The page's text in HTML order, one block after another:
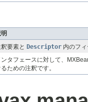
要素と Descriptor 内のフ
ンタフェースに対して、
るための注釈です。